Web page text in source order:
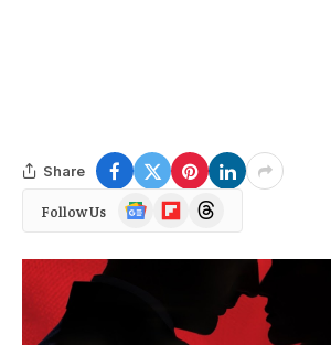
Share
Follow Us
Google
News
FlipboardThreads